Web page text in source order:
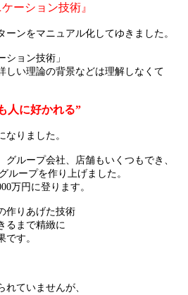
ーション技術』
ーンをマニュアル化してゆきました。
ション技術」
しい理論の背景などは理解しなくて
人に好かれる”
なりました。
グループ会社、店舗もいくつもでき、
ループを作り上げました。
万円に登ります。
作りあげた技術
るまで精緻に
です。
れていませんが、